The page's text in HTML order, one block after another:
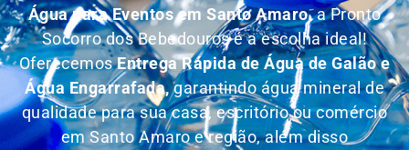
Água para Eventos em Santo Amaro, a Pronto
Socorro dos Bebedouros é a escolha ideal!
OferecemosEntrega Rápida de Água de Galão e
Água Engarrafada,garantindo água mineral de
qualidade para sua casa, escritório ou comércio
em Santo Amaro e região, além disso